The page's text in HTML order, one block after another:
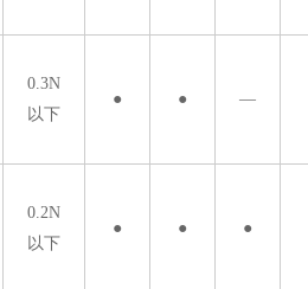
0.3N
以下
● ● —
0.2N
以下
● ● ●